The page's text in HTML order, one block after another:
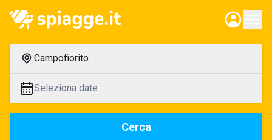
Campofiorito
Seleziona date
Cerca